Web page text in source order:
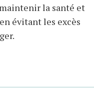
la santé et
évitant les excès